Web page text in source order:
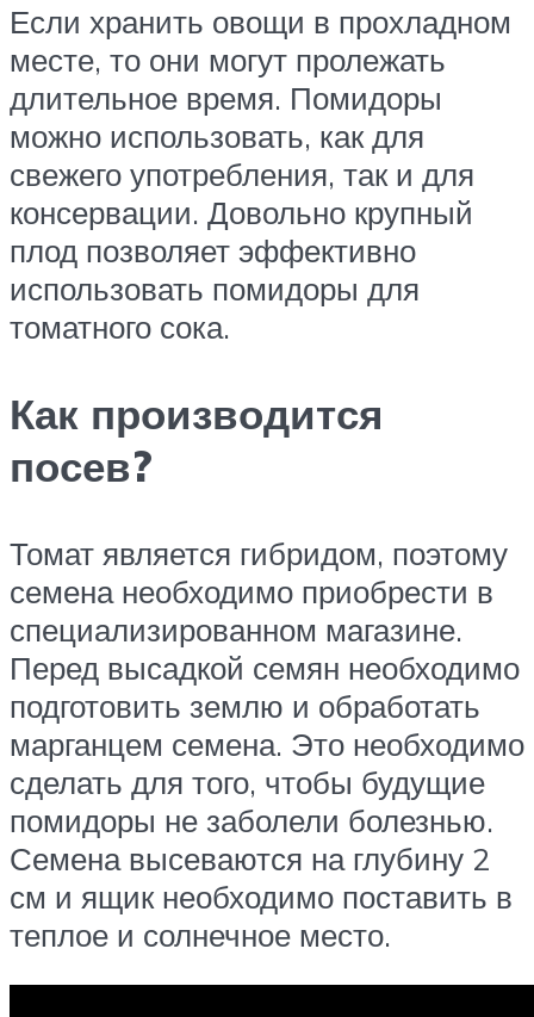
Если хранить овощи в прохладном
месте, то они могут пролежать
длительное время. Помидоры
можно использовать, как для
свежего употребления, так и для
консервации. Довольно крупный
плод позволяет эффективно
использовать помидоры для
томатного сока.
Как производится
посев?
Томат является гибридом, поэтому
семена необходимо приобрести в
специализированном магазине.
Перед высадкой семян необходимо
подготовить землю и обработать
марганцем семена. Это необходимо
сделать для того, чтобы будущие
помидоры не заболели болезнью.
Семена высеваются на глубину 2
см и ящик необходимо поставить в
теплое и солнечное место.